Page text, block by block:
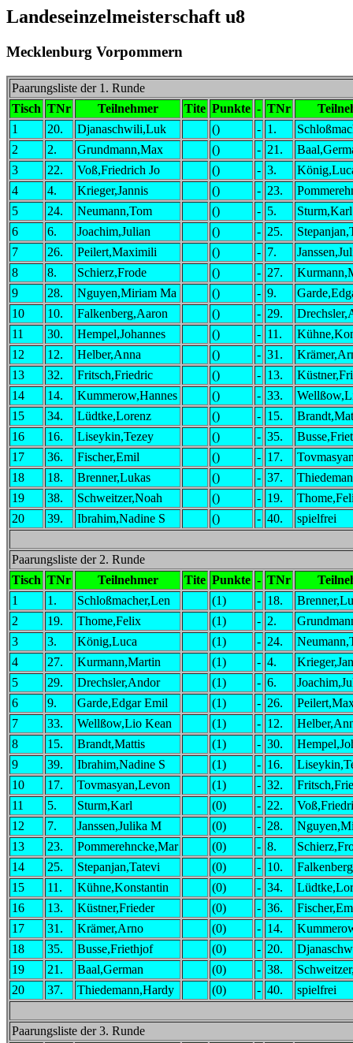
Landeseinzelmeisterschaft u8
Mecklenburg Vorpommern
Paarungsliste der 1. Runde
Tisch TNr Teilnehmer Tite Punkte - TNr
1
20. Djanaschwili,Luk () - 1.
2
2. Grundmann,Max () - 21.
3
22. Voß,Friedrich Jo () - 3.
4
4. Krieger,Jannis () - 23.
5
24. Neumann,Tom () - 5.
Sturm,Karl
6
6. Joachim,Julian () - 25.
7
26. Peilert,Maximili () - 7.
8
8. Schierz,Frode () - 27.
9
28. Nguyen,Miriam Ma () - 9.
10
10. Falkenberg,Aaron () - 29.
11
30. Hempel,Johannes () - 11.
12
12. Helber,Anna () - 31.
13
32. Fritsch,Friedric () - 13.
14
14. Kummerow,Hannes () - 33.
15
34. Lüdtke,Lorenz () - 15.
16
16. Liseykin,Tezey () - 35.
17
36. Fischer,Emil () - 17.
18
18. Brenner,Lukas () - 37.
19
38. Schweitzer,Noah () - 19.
20
39. Ibrahim,Nadine S () - 40. spielfrei
Paarungsliste der 2. Runde
Tisch TNr Teilnehmer Tite Punkte - TNr
1
1. Schloßmacher,Len (1) - 18.
2
19. Thome,Felix (1) - 2.
3
3. König,Luca (1) - 24.
4
27. Kurmann,Martin (1) - 4.
5
29. Drechsler,Andor (1) - 6.
6
9. Garde,Edgar Emil (1) - 26.
7
33. Wellßow,Lio Kean (1) - 12.
8
15. Brandt,Mattis (1) - 30.
9
39. Ibrahim,Nadine S (1) - 16.
10
17. Tovmasyan,Levon (1) - 32.
11
5. Sturm,Karl (0) - 22.
12
7. Janssen,Julika M (0) - 28.
13
23. Pommerehncke,Mar (0) - 8.
14
25. Stepanjan,Tatevi (0) - 10.
15
11. Kühne,Konstantin (0) - 34.
16
13. Küstner,Frieder (0) - 36.
17
31. Krämer,Arno (0) - 14.
18
35. Busse,Friethjof (0) - 20.
19
21. Baal,German (0) - 38.
20
37. Thiedemann,Hardy (0) - 40. spielfrei
Paarungsliste der 3. Runde